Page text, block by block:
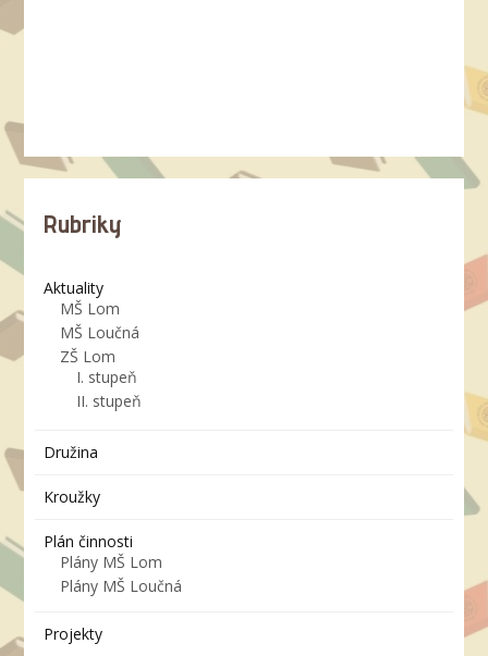
Rubriky
Aktuality
MŠ Lom
MŠ Loučná
ZŠ Lom
I. stupeň
II. stupeň
Družina
Kroužky
Plán činnosti
Plány MŠ Lom
Plány MŠ Loučná
Projekty